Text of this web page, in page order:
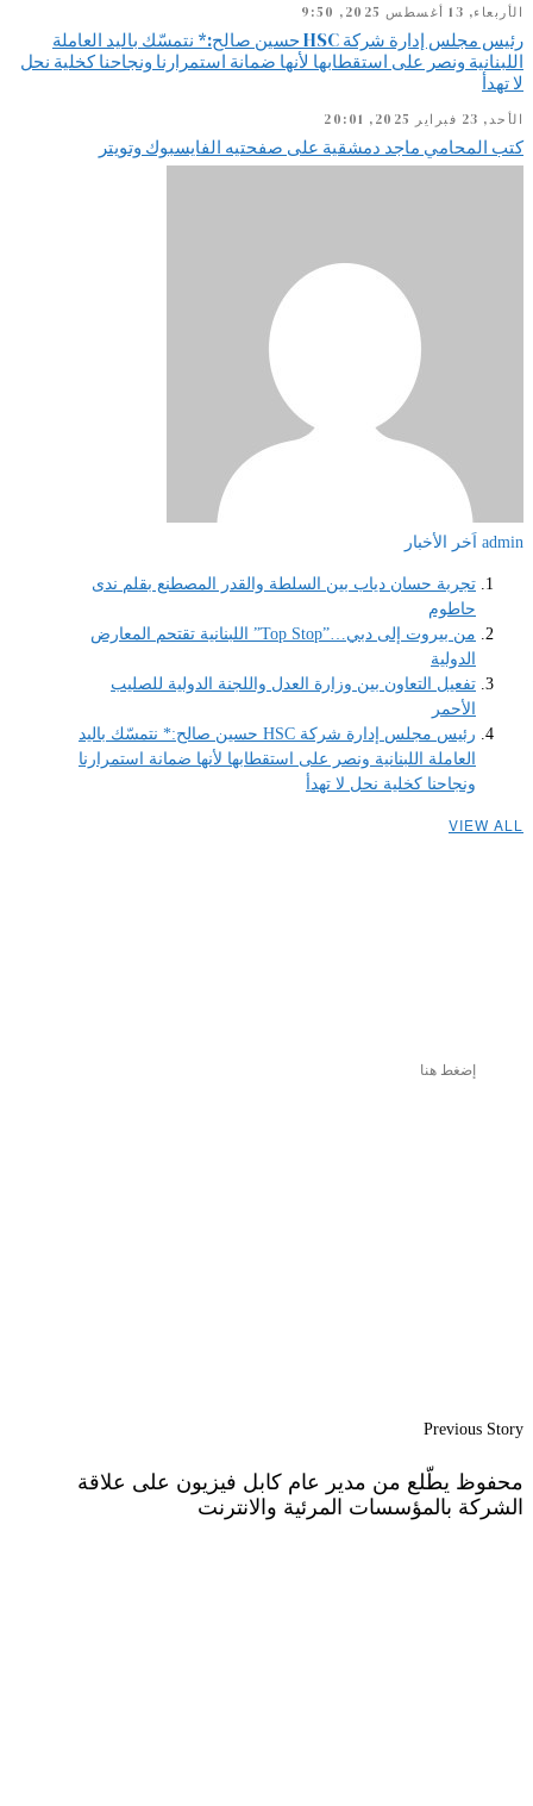
الأربعاء, 13 أغسطس 2025, 9:50
رئيس مجلس إدارة شركة HSC حسين صالح:* نتمسّك باليد العاملة
اللبنانية ونصر على استقطابها لأنها ضمانة استمرارنا ونجاحنا كخلية نحل
لا تهدأ
الأحد, 23 فبراير 2025, 20:01
كتب المحامي ماجد دمشقية على صفحتيه الفايسبوك وتويتر
admin اَخر الأخبار
تجربة حسان دياب بين السلطة والقدر المصطنع بقلم ندى
حاطوم
من بيروت إلى دبي…”Top Stop” اللبنانية تقتحم المعارض
الدولية
تفعيل التعاون بين وزارة العدل واللجنة الدولية للصليب
الأحمر
رئيس مجلس إدارة شركة HSC حسين صالح:* نتمسّك باليد
العاملة اللبنانية ونصر على استقطابها لأنها ضمانة استمرارنا
ونجاحنا كخلية نحل لا تهدأ
VIEW ALL
إضغط هنا
Previous Story
محفوظ يطّلع من مدير عام كابل فيزيون على علاقة
الشركة بالمؤسسات المرئية والانترنت